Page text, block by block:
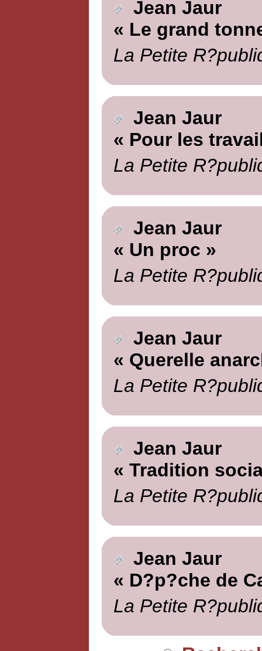
Jean Jaur
« Le grand
La Petite
Jean Jaur
« Pour les
La Petite
Jean Jaur
« Un proc »
La Petite
Jean Jaur
« Querelle
La Petite
Jean Jaur
« Tradition
La Petite
Jean Jaur
« D?p?che de
La Petite